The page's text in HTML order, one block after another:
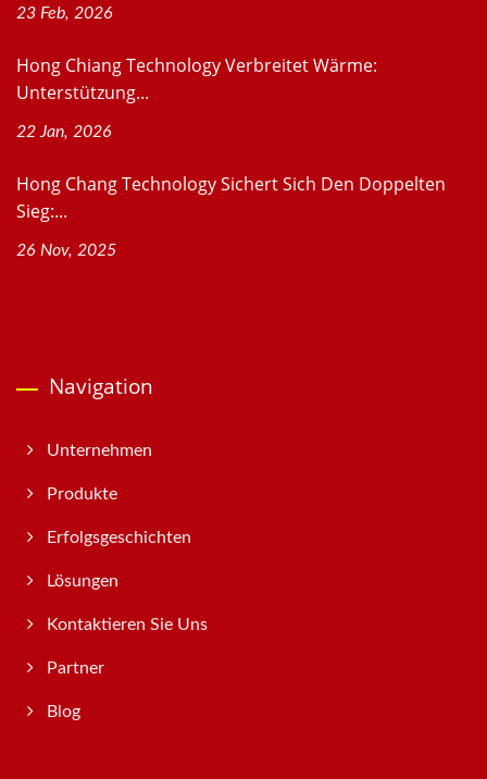
23 Feb, 2026
Hong Chiang Technology Verbreitet Wärme:
Unterstützung...
22 Jan, 2026
Hong Chang Technology Sichert Sich Den Doppelten
Sieg:...
26 Nov, 2025
Navigation
Unternehmen
Produkte
Erfolgsgeschichten
Lösungen
Kontaktieren Sie Uns
Partner
Blog